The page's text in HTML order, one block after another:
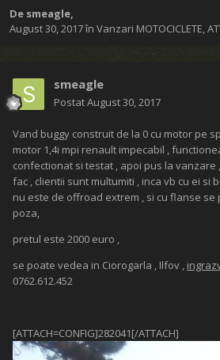
De smeagle,
August 30, 2017în Vanzari MOTOCICLETE,
smeagle
PostatAugust 30, 2017
Vand buggy construit de la 0 cu motor pe
motor 1,4i mpi renault impecabil ,
confectionat si testat , apoi pus la vanzare
fac , clientii sunt multumiti , inca vb cu ei si
nu este de offroad extrem , si cu flanse se
poza,
pretul este 2000 euro ,
se poate vedea in Ciorogarla , Ilfov ,
0762.612.452
[ATTACH=CONFIG]282041[/ATTACH]